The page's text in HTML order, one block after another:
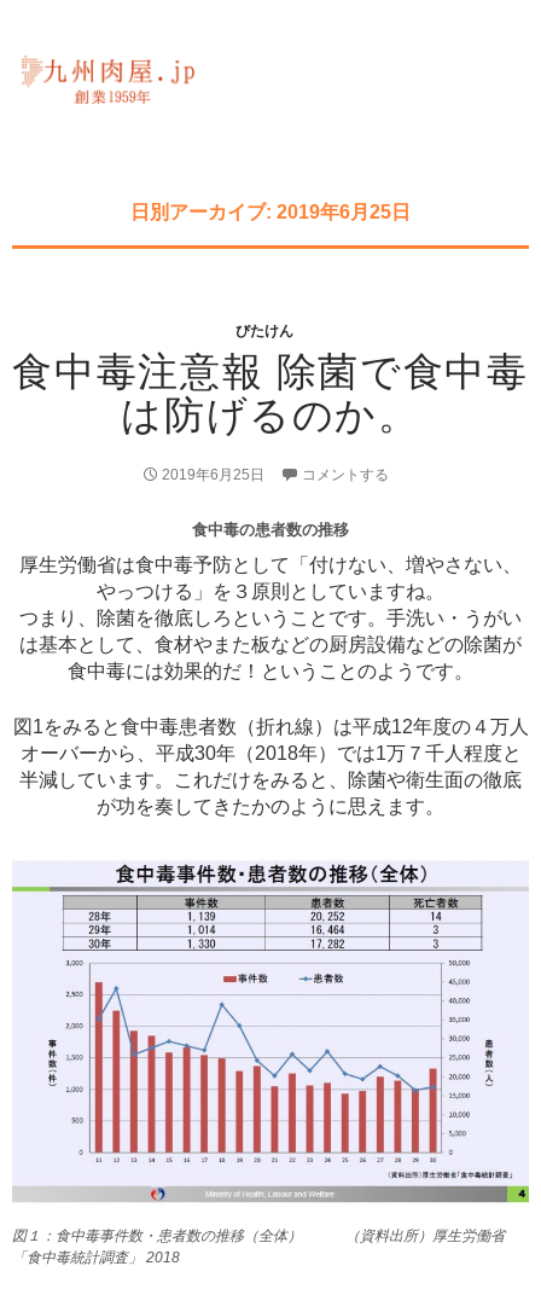
日別アーカイブ: 2019年6月25日
びたけん
食中毒注意報 除菌で食中毒
は防げるのか。
2019年6月25日 コメントする
食中毒の患者数の推移
厚生労働省は食中毒予防として「付けない、増やさない、
やっつける」を３原則としていますね。
つまり、除菌を徹底しろということです。手洗い・うがい
は基本として、食材やまた板などの厨房設備などの除菌が
食中毒には効果的だ！ということのようです。
図1をみると食中毒患者数（折れ線）は平成12年度の４万人
オーバーから、平成30年（2018年）では1万７千人程度と
半減しています。これだけをみると、除菌や衛生面の徹底
が功を奏してきたかのように思えます。
図１：食中毒事件数・患者数の推移（全体） （資料出所）厚生労働省
「食中毒統計調査」 2018